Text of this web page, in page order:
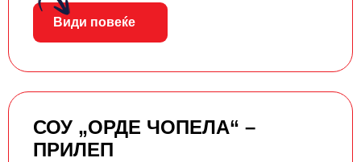
Види повеќе
СОУ „ОРДЕ ЧОПЕЛА“ –
ПРИЛЕП